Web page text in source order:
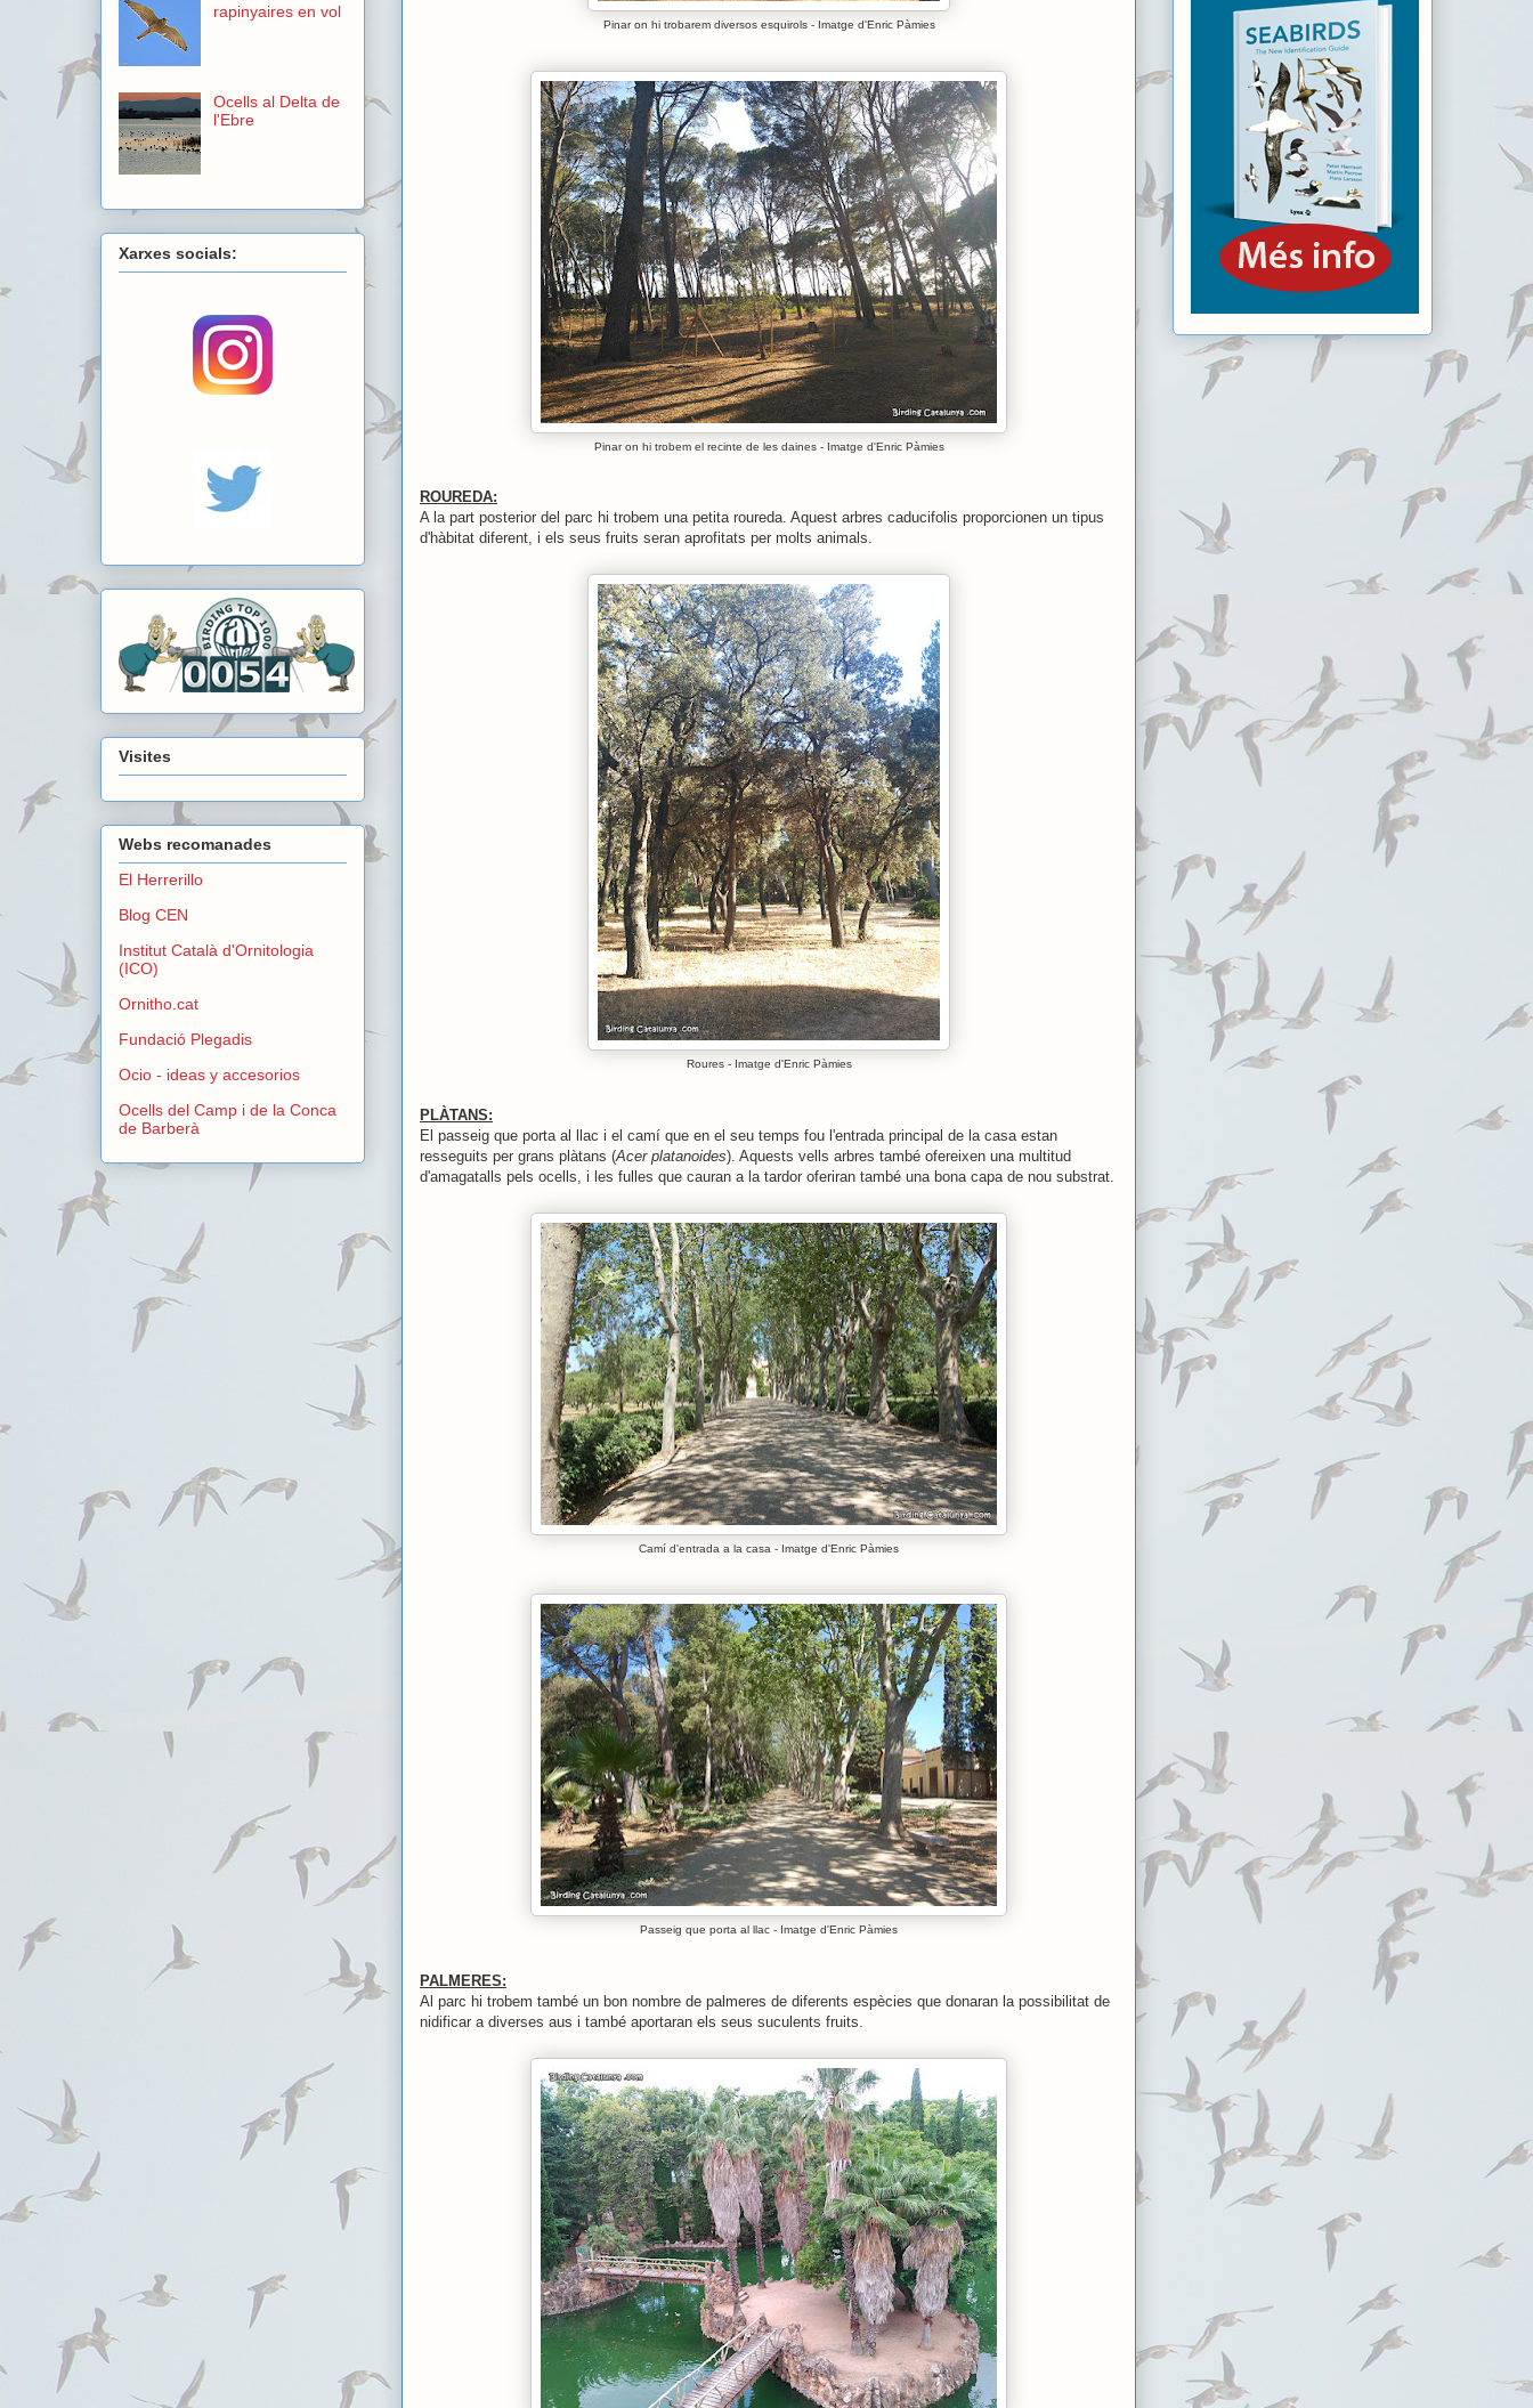
Pinar on hi trobarem diversos esquirols - Imatge d'Enric Pàmies
Pinar on hi trobem el recinte de les daines - Imatge d'Enric Pàmies
ROUREDA:
A la part posterior del parc hi trobem una petita roureda. Aquest arbres caducifolis proporcionen un tipus
d'hàbitat diferent, i els seus fruits seran aprofitats per molts animals.
Roures - Imatge d'Enric Pàmies
PLÀTANS:
El passeig que porta al llac i el camí que en el seu temps fou l'entrada principal de la casa estan
resseguits per grans plàtans (Acer platanoides). Aquests vells arbres també ofereixen una multitud
d'amagatalls pels ocells, i les fulles que cauran a la tardor oferiran també una bona capa de nou substrat.
Camí d'entrada a la casa - Imatge d'Enric Pàmies
Passeig que porta al llac - Imatge d'Enric Pàmies
PALMERES:
Al parc hi trobem també un bon nombre de palmeres de diferents espècies que donaran la possibilitat de
nidificar a diverses aus i també aportaran els seus suculents fruits.
rapinyaires en vol
Ocells al Delta de
l'Ebre
Xarxes socials:
Visites
Webs recomanades
El Herrerillo
Blog CEN
Institut Català d'Ornitologia
(ICO)
Ornitho.cat
Fundació Plegadis
Ocio - ideas y accesorios
Ocells del Camp i de la Conca
de Barberà